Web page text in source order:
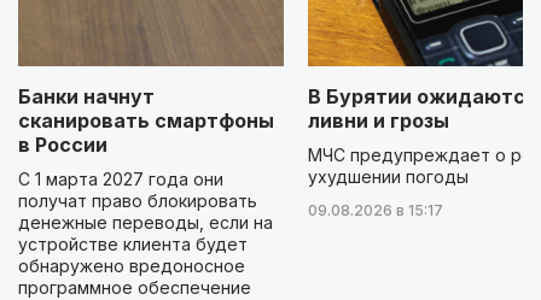
Банки начнут
сканировать смартфоны
в России
С 1 марта 2027 года они
получат право блокировать
денежные переводы, если на
устройстве клиента будет
обнаружено вредоносное
программное обеспечение
В Бурятии ожидаются
ливни и грозы
МЧС предупреждает о
ухудшении погоды
09.08.2026 в 15:17